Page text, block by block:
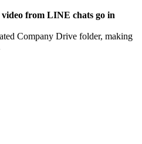
video from LINE chats go in
Company Drive folder, making